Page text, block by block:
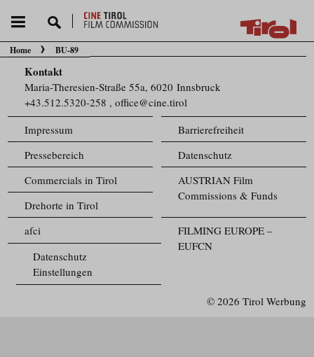
Sie befinden sich hier:
Home BU-89
Kontakt
Maria-Theresien-Straße 55a, 6020 Innsbruck
+43.512.5320-258 ,office@cine.tirol
Impressum
Barrierefreiheit
Pressebereich
Datenschutz
Commercials in Tirol
AUSTRIAN Film
Commissions & Funds
Drehorte in Tirol
FILMING EUROPE –
EUFCN
afci
Datenschutz
Einstellungen
© 2026 Tirol Werbung